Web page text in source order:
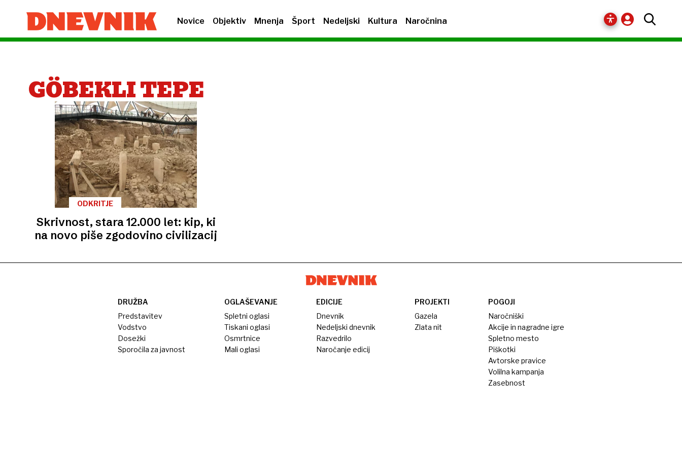
Novice Objektiv Mnenja Šport Nedeljski Kultura Naročnina
GÖBEKLI TEPE
ODKRITJE
Skrivnost, stara 12.000 let: kip, ki
na novo piše zgodovino civilizacij
DRUŽBA
Predstavitev
Vodstvo
Dosežki
Sporočila za javnost
OGLAŠEVANJE
Spletni oglasi
Tiskani oglasi
Osmrtnice
Mali oglasi
EDICIJE
Dnevnik
Nedeljski dnevnik
Razvedrilo
Naročanje edicij
PROJEKTI
Gazela
Zlata nit
POGOJI
Naročniški
Akcije in nagradne igre
Spletno mesto
Piškotki
Avtorske pravice
Volilna kampanja
Zasebnost